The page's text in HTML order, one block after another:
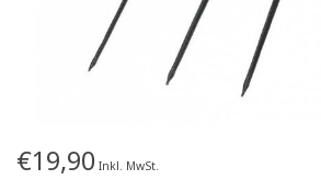
€19,90 Inkl. MwSt.